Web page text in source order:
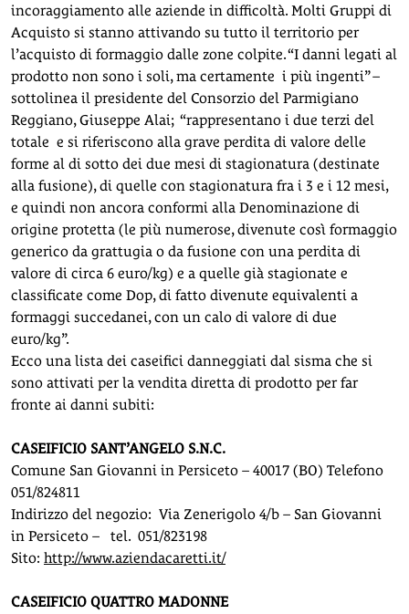
incoraggiamento alle aziende in difficoltà. Molti Gruppi di
Acquisto si stanno attivando su tutto il territorio per
l’acquisto di formaggio dalle zone colpite. “I danni legati al
prodotto non sono i soli, ma certamente i più ingenti” –
sottolinea il presidente del Consorzio del Parmigiano
Reggiano, Giuseppe Alai; “rappresentano i due terzi del
totale e si riferiscono alla grave perdita di valore delle
forme al di sotto dei due mesi di stagionatura (destinate
alla fusione), di quelle con stagionatura fra i 3 e i 12 mesi,
e quindi non ancora conformi alla Denominazione di
origine protetta (le più numerose, divenute così formaggio
generico da grattugia o da fusione con una perdita di
valore di circa 6 euro/kg) e a quelle già stagionate e
classificate come Dop, di fatto divenute equivalenti a
formaggi succedanei, con un calo di valore di due
euro/kg”.
Ecco una lista dei caseifici danneggiati dal sisma che si
sono attivati per la vendita diretta di prodotto per far
fronte ai danni subiti:
CASEIFICIO SANT’ANGELO S.N.C.
Comune San Giovanni in Persiceto – 40017 (BO) Telefono
051/824811
Indirizzo del negozio: Via Zenerigolo 4/b – San Giovanni
in Persiceto – tel. 051/823198
Sito: http://www.aziendacaretti.it/
CASEIFICIO QUATTRO MADONNE